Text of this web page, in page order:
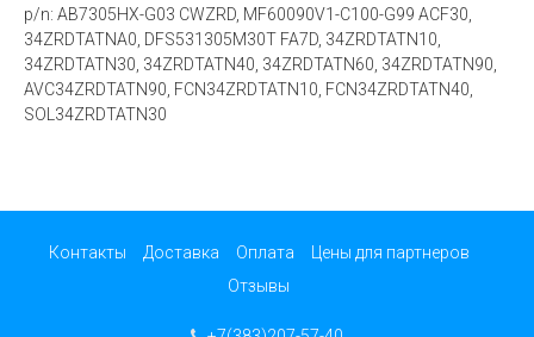
p/n: AB7305HX-G03 CWZRD, MF60090V1-C100-G99 ACF30,
34ZRDTATNA0, DFS531305M30T FA7D, 34ZRDTATN10,
34ZRDTATN30, 34ZRDTATN40, 34ZRDTATN60, 34ZRDTATN90,
AVC34ZRDTATN90, FCN34ZRDTATN10, FCN34ZRDTATN40,
SOL34ZRDTATN30
Контакты Доставка Оплата
Цены для партнеров
Отзывы